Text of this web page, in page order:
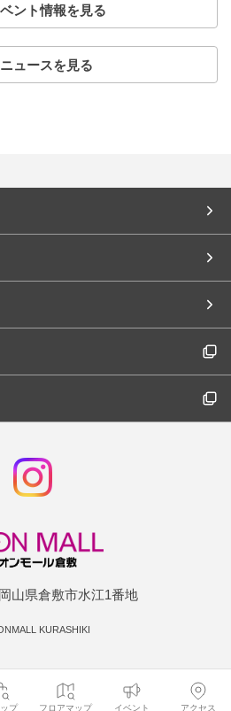
ント情報を見る
ニュースを見る
山県倉敷市水江1番地
KURASHIKI
プ フロアマップ イベント アクセス